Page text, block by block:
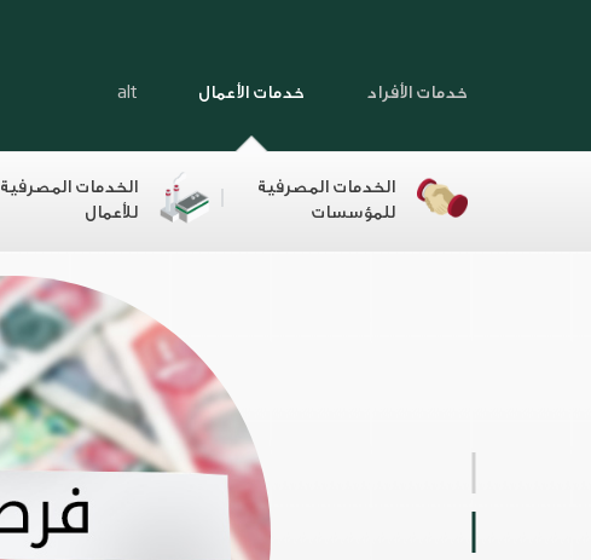
خدمات الأفراد خدمات الأعمال alt
الخدمات المصرفية
للمؤسسات
الخدمات المصرفية
للأعمال